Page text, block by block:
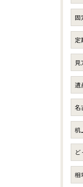
固
定
見
遺
名
机
ど
相